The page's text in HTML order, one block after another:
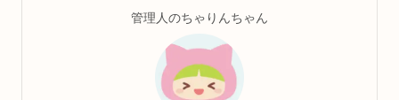
管理人のちゃりんちゃん